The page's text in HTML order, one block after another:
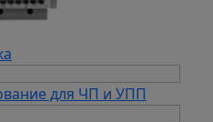
для ЧП и УПП